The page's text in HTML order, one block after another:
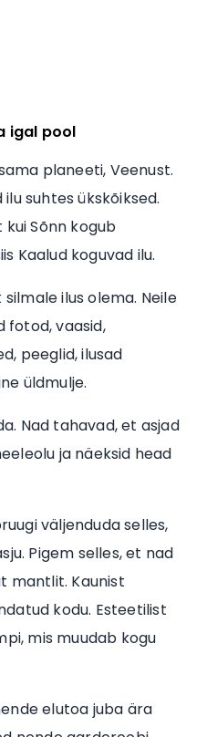
igal pool
planeeti, Veenust.
suhtes ükskõiksed.
Sõnn kogub
Kaalud koguvad ilu.
ilus olema. Neile
fotod, vaasid,
peeglid, ilusad
üldmulje.
Nad tahavad, et asjad
ja näeksid head
väljenduda selles,
Pigem selles, et nad
mantlit. Kaunist
kodu. Esteetilist
mis muudab kogu
elutoa juba ära